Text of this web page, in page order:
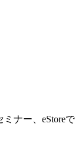
ナー、eStore